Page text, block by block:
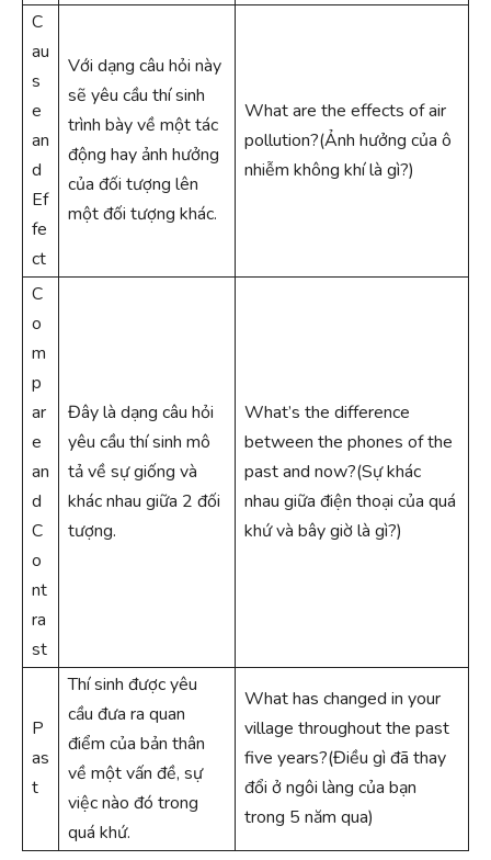
C
au
s
e
an
d
Ef
fe
ct
Với dạng câu hỏi này
sẽ yêu cầu thí sinh
trình bày về một tác
động hay ảnh hưởng
của đối tượng lên
một đối tượng khác.
What are the effects of air
pollution?(Ảnh hưởng của ô
nhiễm không khí là gì?)
C
o
m
p
ar
e
an
d
C
o
nt
ra
st
Đây là dạng câu hỏi
yêu cầu thí sinh mô
tả về sự giống và
khác nhau giữa 2 đối
tượng.
What’s the difference
between the phones of the
past and now?(Sự khác
nhau giữa điện thoại của quá
khứ và bây giờ là gì?)
P
as
t
Thí sinh được yêu
cầu đưa ra quan
điểm của bản thân
về một vấn đề, sự
việc nào đó trong
quá khứ.
What has changed in your
village throughout the past
five years?(Điều gì đã thay
đổi ở ngôi làng của bạn
trong 5 năm qua)